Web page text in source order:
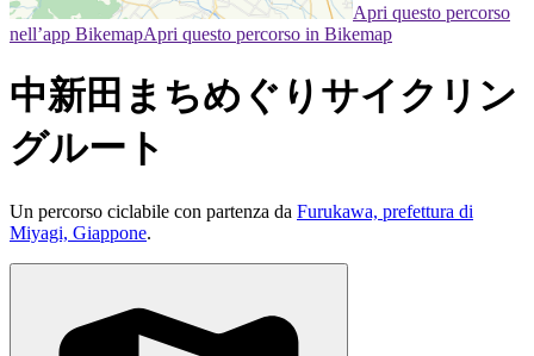
Apri questo percorso
nell’app BikemapApri questo percorso in Bikemap
中新田まちめぐりサイクリン
グルート
Un percorso ciclabile con partenza da Furukawa, prefettura di
Miyagi, Giappone.